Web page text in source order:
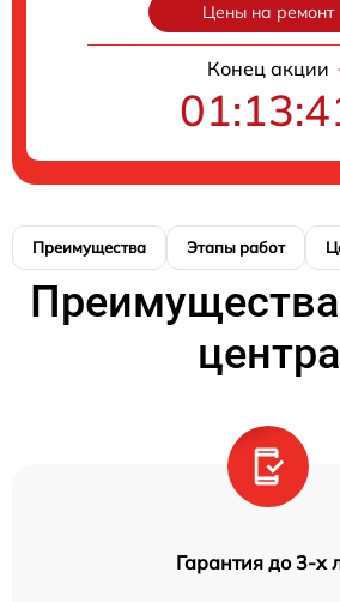
Цены на ремонт
Конец акции
Преимущества Этапы работ
центра
Гарантия до 3-х